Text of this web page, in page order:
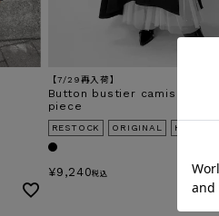
【7/29再入荷】
Button bustier camisole one
piece
RESTOCK ORIGINAL HITITEM
¥9,240税込